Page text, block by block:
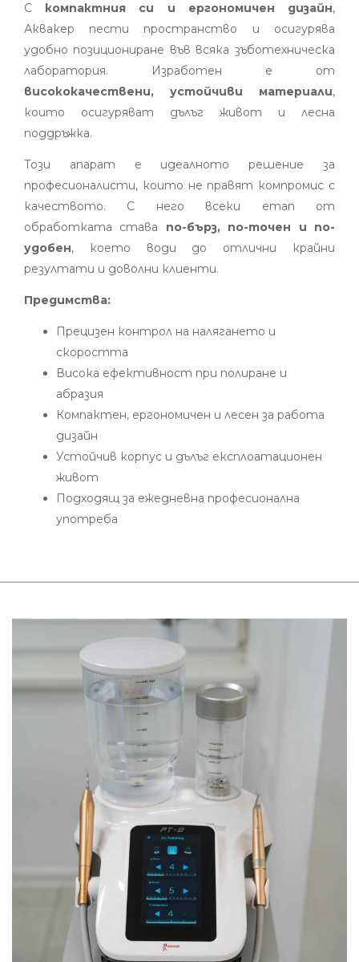
С компактния си и ергономичен дизайн,
Аквакер пести пространство и осигурява
удобно позициониране във всяка зъботехническа
лаборатория. Изработен е от
висококачествени, устойчиви материали,
които осигуряват дълъг живот и лесна
поддръжка.
Този апарат е идеалното решение за
професионалисти, които не правят компромис с
качеството. С него всеки етап от
обработката става по-бърз, по-точен и по-
удобен, което води до отлични крайни
резултати и доволни клиенти.
Предимства:
Прецизен контрол на налягането и
скоростта
Висока ефективност при полиране и
абразия
Компактен, ергономичен и лесен за работа
дизайн
Устойчив корпус и дълъг експлоатационен
живот
Подходящ за ежедневна професионална
употреба